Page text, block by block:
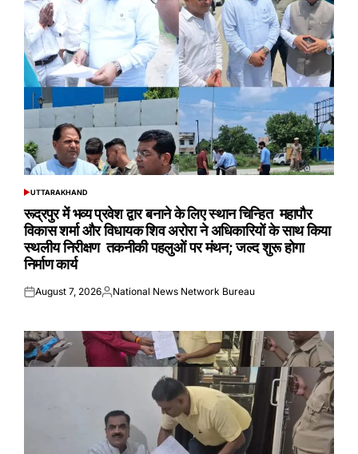
POSTED
UTTARAKHAND
रूद्रपुर में भव्य प्रवेश द्वार बनाने के लिए स्थान चिन्हित महापौर
विकास शर्मा और विधायक शिव अरोरा ने अधिकारियों के साथ किया
स्थलीय निरीक्षण तकनीकी पहलुओं पर मंथन; जल्द शुरू होगा
निर्माण कार्य
Posted
August 7, 2026Posted
National News Network Bureau